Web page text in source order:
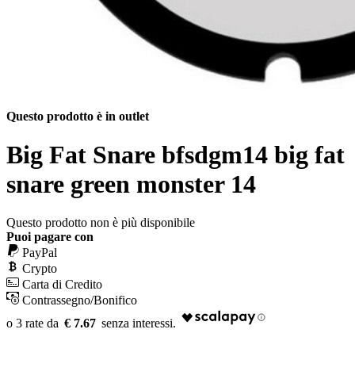
Questo prodotto è in outlet
Big Fat Snare bfsdgm14 big fat
snare green monster 14
Questo prodotto non è più disponibile
Puoi pagare con
PayPal
Crypto
Carta di Credito
Contrassegno/Bonifico
€ 7.67